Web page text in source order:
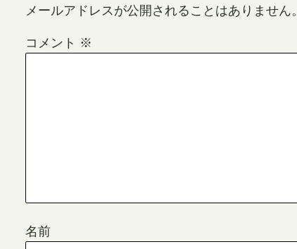
メールアドレスが公開されることはありません。
コメント ※
名前